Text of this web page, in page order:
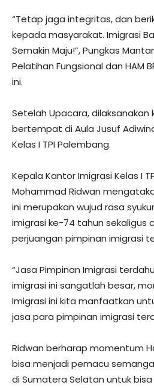
“Tetap jaga integritas, dan
kepada masyarakat. Imigrasi
Semakin Maju!”, Pungkas
Pelatihan Fungsional dan HAM
ini.
Setelah Upacara, dilaksanakan
bertempat di Aula Jusuf
Kelas I TPI Palembang.
Kepala Kantor Imigrasi Kelas I
Mohammad Ridwan
ini merupakan wujud rasa
imigrasi ke-74 tahun sekaligus
perjuangan pimpinan imigrasi
“Jasa Pimpinan Imigrasi
imigrasi ini sangatlah besar,
Imigrasi ini kita manfaatkan
jasa para pimpinan imigrasi
Ridwan berharap momentum
bisa menjadi pemacu
di Sumatera Selatan untuk